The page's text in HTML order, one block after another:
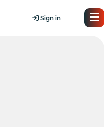
Sign in